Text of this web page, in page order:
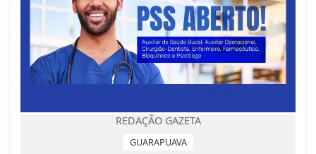
REDAÇÃO GAZETA
GUARAPUAVA